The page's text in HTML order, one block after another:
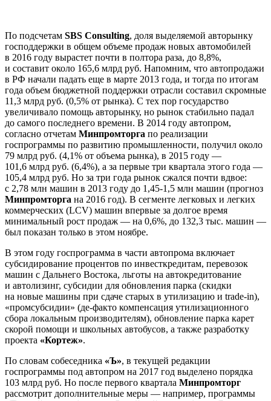
По подсчетам SBS Consulting, доля выделяемой авторынку
господдержки в общем объеме продаж новых автомобилей
в 2016 году вырастет почти в полтора раза, до 8,8%,
и составит около 165,6 млрд руб. Напомним, что автопродажи
в РФ начали падать еще в марте 2013 года, и тогда по итогам
года объем бюджетной поддержки отрасли составил скромные
11,3 млрд руб. (0,5% от рынка). С тех пор государство
увеличивало помощь авторынку, но рынок стабильно падал
до самого последнего времени. В 2014 году автопром,
согласно отчетам Минпромторга по реализации
госпрограммы по развитию промышленности, получил около
79 млрд руб. (4,1% от объема рынка), в 2015 году —
101,6 млрд руб. (6,4%), а за первые три квартала этого года —
105,4 млрд руб. Но за три года рынок сжался почти вдвое:
с 2,78 млн машин в 2013 году до 1,45-1,5 млн машин (прогноз
Минпромторга на 2016 год). В сегменте легковых и легких
коммерческих (LCV) машин впервые за долгое время
минимальный рост продаж — на 0,6%, до 132,3 тыс. машин —
был показан только в этом ноябре.
В этом году госпрограмма в части автопрома включает
субсидирование процентов по инвесткредитам, перевозок
машин с Дальнего Востока, льготы на автокредитование
и автолизинг, субсидии для обновления парка (скидки
на новые машины при сдаче старых в утилизацию и trade-in),
«промсубсидии» (де-факто компенсация утилизационного
сбора локальным производителям), обновление парка карет
скорой помощи и школьных автобусов, а также разработку
проекта «Кортеж».
По словам собеседника «Ъ», в текущей редакции
госпрограммы под автопром на 2017 год выделено порядка
103 млрд руб. Но после первого квартала Минпромторг
рассмотрит дополнительные меры — например, программы